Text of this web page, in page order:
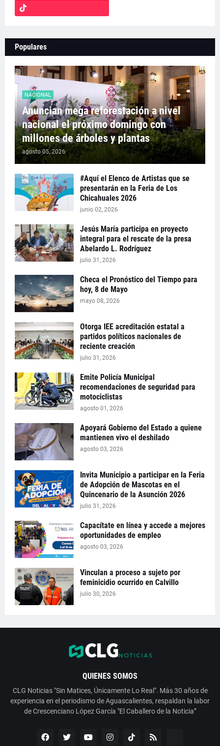
Populares
NACIONAL
Anuncian mega reforestación a nivel
nacional el próximo domingo con
millones de árboles y plantas
agosto 05, 2026
#Aquí el Elenco de Artistas que se
presentarán en la Feria de Los
Chicahuales 2026
junio 02, 2026
Jesús María participa en proyecto
integral para el rescate de la presa
Abelardo L. Rodríguez
julio 31, 2026
Checa el Pronóstico del Tiempo para
hoy, 8 de Mayo
mayo 08, 2026
Otorga IEE acreditación estatal a
partidos políticos nacionales de
reciente creación
julio 31, 2026
Emite Policía Municipal
recomendaciones de seguridad para
motociclistas
agosto 01, 2026
Apoyará Gobierno del Estado a quiene
mantienen vivo el deshilado
agosto 03, 2026
Invita Municipio a participar en la Feria
de Adopción de Mascotas en el
Quincenario de la Asunción 2026
julio 31, 2026
Capacítate en línea y accede a mejores
oportunidades de empleo
agosto 03, 2026
Vinculan a proceso a sujeto por
feminicidio ocurrido en Calvillo
julio 30, 2026
QUIENES SOMOS
CLG Noticias "Sin Matices, Únicamente Lo Real". Más 30 años de
experiencia en el periodismo de Aguascalientes, respaldan la labor
de Crescenciano López García "El Caballero de la Noticia”